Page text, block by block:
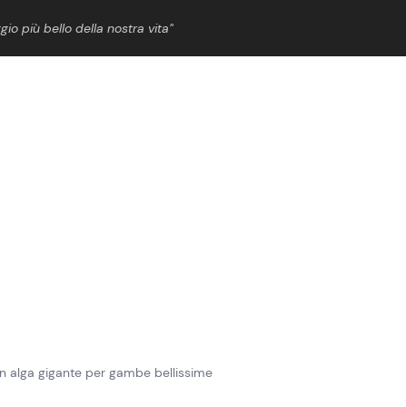
più bello della nostra vita”
alga gigante per gambe bellissime